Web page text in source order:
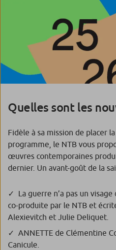
Quelles sont les
Fidèle à sa mission de placer
programme, le NTB vous
œuvres contemporaines
dernier. Un avant-goût de la
La guerre n’a pas un
co-produite par le NTB et
Alexievitch et Julie Deliquet.
ANNETTE de Clémentine
Canicule.